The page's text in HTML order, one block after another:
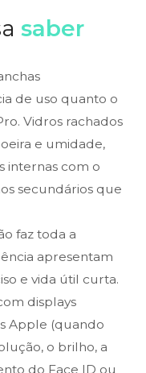
saber
de uso quanto o
Vidros rachados
e umidade,
internas com o
secundários que
faz toda a
apresentam
e vida útil curta.
displays
Apple (quando
o brilho, a
do Face ID ou